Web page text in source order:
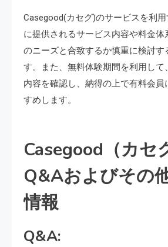
Casegood(カセグ)のサービスを利
に提供されるサービス内容や料金体
のニーズと合致するか慎重に検討す
す。また、無料体験期間を利用して
内容を確認し、納得の上で有料会員
すめします。
Casegood（カセ
Q&Aおよびその
情報
Q&A: